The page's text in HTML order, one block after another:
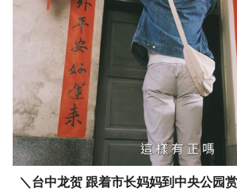
＼台中龙贺 跟着市长妈妈到中央公园赏